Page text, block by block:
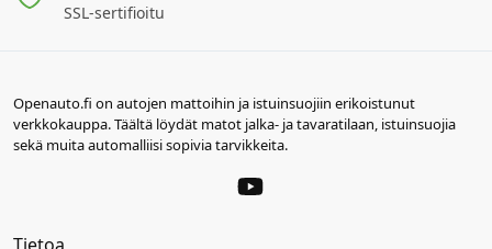
SSL-sertifioitu
Openauto.fi on autojen mattoihin ja istuinsuojiin erikoistunut
verkkokauppa. Täältä löydät matot jalka- ja tavaratilaan, istuinsuojia
sekä muita automalliisi sopivia tarvikkeita.